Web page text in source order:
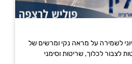
לשמירה על מראה נקי ומרשים של
לצבור לכלוך, שריטות וסימני